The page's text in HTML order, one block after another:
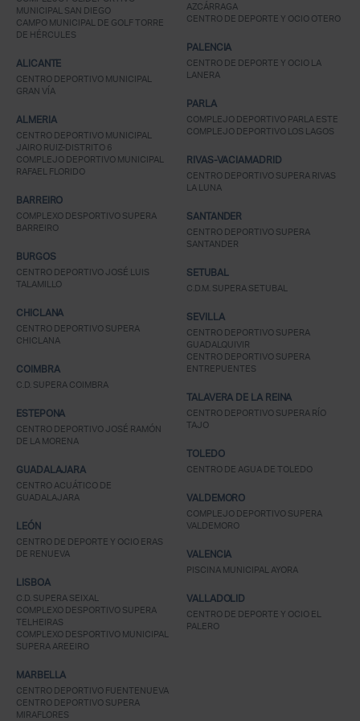
MUNICIPAL SAN DIEGO
CAMPO MUNICIPAL DE GOLF TORRE
DE HÉRCULES
ALICANTE
CENTRO DEPORTIVO MUNICIPAL
GRAN VÍA
ALMERIA
CENTRO DEPORTIVO MUNICIPAL
JAIRO RUIZ-DISTRITO 6
COMPLEJO DEPORTIVO MUNICIPAL
RAFAEL FLORIDO
BARREIRO
COMPLEXO DESPORTIVO SUPERA
BARREIRO
BURGOS
CENTRO DEPORTIVO JOSÉ LUIS
TALAMILLO
CHICLANA
CENTRO DEPORTIVO SUPERA
CHICLANA
COIMBRA
C.D. SUPERA COIMBRA
ESTEPONA
CENTRO DEPORTIVO JOSÉ RAMÓN
DE LA MORENA
GUADALAJARA
CENTRO ACUÁTICO DE
GUADALAJARA
LEÓN
CENTRO DE DEPORTE Y OCIO ERAS
DE RENUEVA
LISBOA
C.D. SUPERA SEIXAL
COMPLEXO DESPORTIVO SUPERA
TELHEIRAS
COMPLEXO DESPORTIVO MUNICIPAL
SUPERA AREEIRO
MARBELLA
CENTRO DEPORTIVO FUENTENUEVA
CENTRO DEPORTIVO SUPERA
MIRAFLORES
AZCÁRRAGA
CENTRO DE DEPORTE Y OCIO OTERO
PALENCIA
CENTRO DE DEPORTE Y OCIO LA
LANERA
PARLA
COMPLEJO DEPORTIVO PARLA ESTE
COMPLEJO DEPORTIVO LOS LAGOS
RIVAS-VACIAMADRID
CENTRO DEPORTIVO SUPERA RIVAS
LA LUNA
SANTANDER
CENTRO DEPORTIVO SUPERA
SANTANDER
SETUBAL
C.D.M. SUPERA SETUBAL
SEVILLA
CENTRO DEPORTIVO SUPERA
GUADALQUIVIR
CENTRO DEPORTIVO SUPERA
ENTREPUENTES
TALAVERA DE LA REINA
CENTRO DEPORTIVO SUPERA RÍO
TAJO
TOLEDO
CENTRO DE AGUA DE TOLEDO
VALDEMORO
COMPLEJO DEPORTIVO SUPERA
VALDEMORO
VALENCIA
PISCINA MUNICIPAL AYORA
VALLADOLID
CENTRO DE DEPORTE Y OCIO EL
PALERO